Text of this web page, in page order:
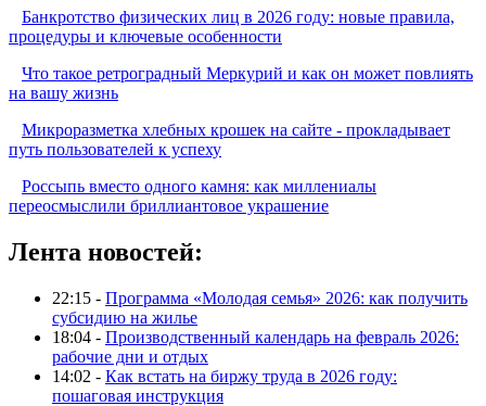
Банкротство физических лиц в 2026 году: новые правила,
процедуры и ключевые особенности
Что такое ретроградный Меркурий и как он может повлиять
на вашу жизнь
Микроразметка хлебных крошек на сайте - прокладывает
путь пользователей к успеху
Россыпь вместо одного камня: как миллениалы
переосмыслили бриллиантовое украшение
Лента новостей:
22:15 - Программа «Молодая семья» 2026: как получить
субсидию на жилье
18:04 - Производственный календарь на февраль 2026:
рабочие дни и отдых
14:02 - Как встать на биржу труда в 2026 году:
пошаговая инструкция